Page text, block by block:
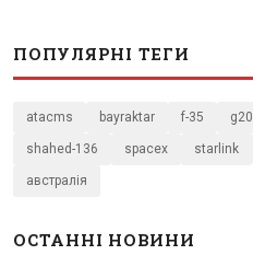
ПОПУЛЯРНІ ТЕГИ
atacms bayraktar f-35 g20
shahed-136 spacex starlink
австралія
ОСТАННІ НОВИНИ